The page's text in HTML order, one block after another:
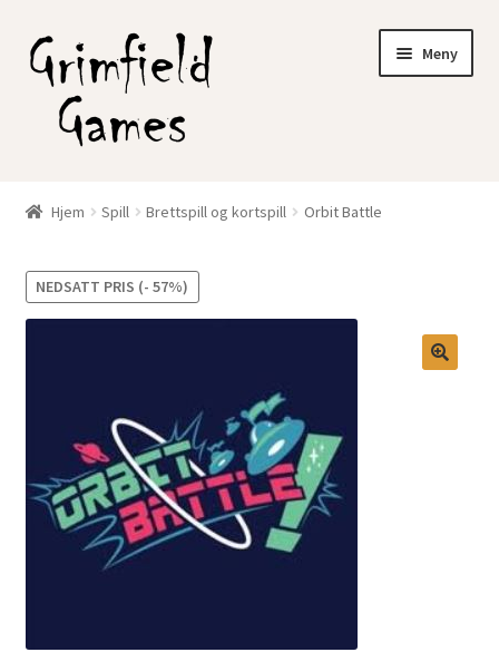
Hopp
til
navigasjon
Hopp
til
innhold
Meny
Min konto
Hjem Spill Brettspill og kortspill Orbit Battle
NEDSATT PRIS (- 57%)